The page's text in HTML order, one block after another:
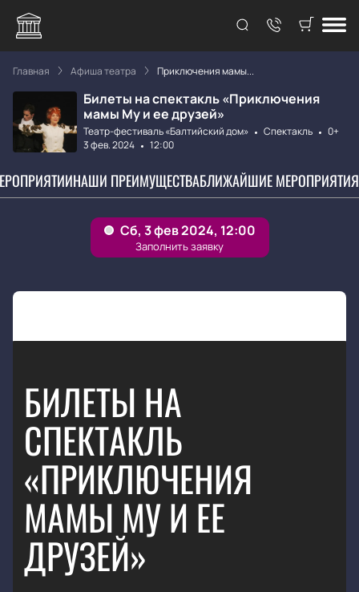
Главная Афиша театра Приключения мамы...
Билеты на спектакль «Приключения
мамы Му и ее друзей»
Театр-фестиваль «Балтийский дом» Спектакль
0+
3 фев. 2024
12:00
НАШИ ПРЕИМУЩЕСТВАБЛИЖАЙШИЕ МЕРОПРИЯТИЯ
БИЛЕТЫ НА
СПЕКТАКЛЬ
«ПРИКЛЮЧЕНИЯ
МАМЫ МУ И ЕЕ
ДРУЗЕЙ»